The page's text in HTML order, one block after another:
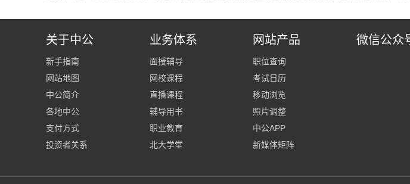
关于中公
新手指南
网站地图
中公简介
各地中公
支付方式
投资者关系
业务体系
面授辅导
网校课程
直播课程
辅导用书
职业教育
北大学堂
网站产品
职位查询
考试日历
移动浏览
照片调整
中公APP
新媒体矩阵
微信公众